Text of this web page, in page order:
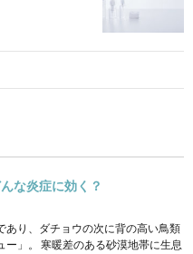
な炎症に効く？
あり、ダチョウの次に背の高い鳥類
ー」。 寒暖差のある砂漠地帯に生息